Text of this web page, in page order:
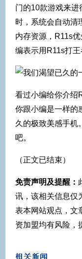
门的10款游戏来进
时，系统会自动清
内存资源，R11s
编表示用R11s打王
看过小编给你介绍
你跟小编是一样的
久的极致美感手机
吧。
（正文已结束）
免责声明及提醒：
讯，该相关信息仅
表本网站观点，文
资加盟均有风险，